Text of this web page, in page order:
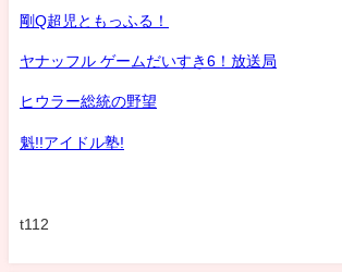
剛Q超児ともっふる！
ヤナッフル ゲームだいすき6！放送局
ヒウラー総統の野望
魁!!アイドル塾!
t112